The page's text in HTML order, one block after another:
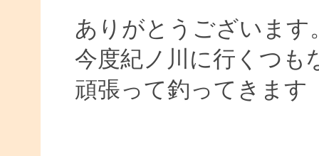
ありがとうございます
今度紀ノ川に行くつも
頑張って釣ってきます